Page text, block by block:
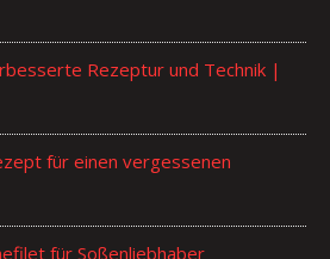
Rezeptur und Technik |
für einen vergessenen
für Soßenliebhaber